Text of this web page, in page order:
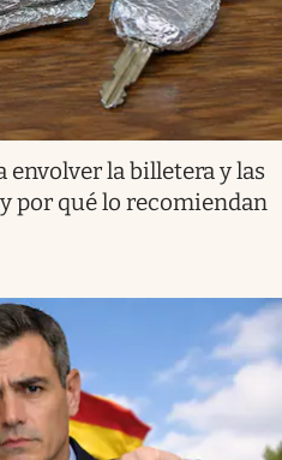
envolver la billetera y las
por qué lo recomiendan